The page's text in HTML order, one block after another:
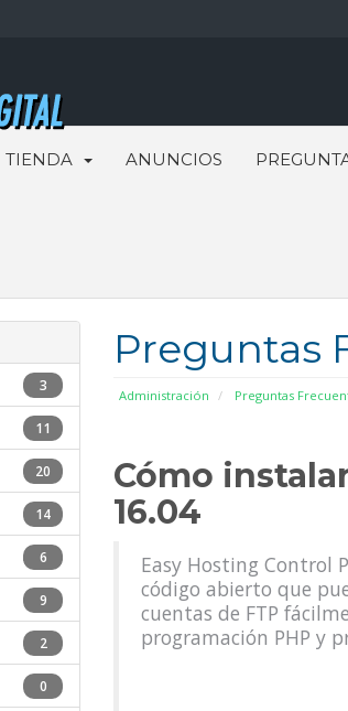
TIENDA ANUNCIOS
Preguntas
Administración Preguntas
3
11
20
14
6
9
2
0
Cómo
16.04
Easy Hosting Control
código abierto que
cuentas de FTP
programación PHP y